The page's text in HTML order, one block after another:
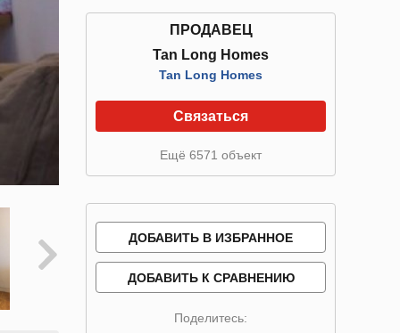
ПРОДАВЕЦ
Tan Long Homes
Tan Long Homes
Связаться
Ещё 6571 объект
ДОБАВИТЬ В ИЗБРАННОЕ
ДОБАВИТЬ К СРАВНЕНИЮ
Поделитесь: